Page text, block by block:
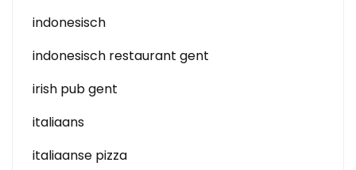
indonesisch
indonesisch restaurant gent
irish pub gent
italiaans
italiaanse pizza